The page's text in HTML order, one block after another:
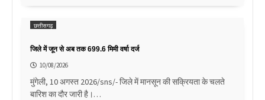
छत्तीसगढ़
जिले में जून से अब तक 699.6 मिमी वर्षा दर्ज
10/08/2026
मुंगेली, 10 अगस्त 2026/sns/- जिले में मानसून की सक्रियता के चलते
बारिश का दौर जारी है।…